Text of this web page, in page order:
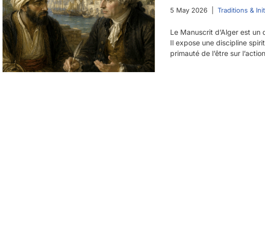
5 May 2026 Traditions &
Le Manuscrit d’Alger est
Il expose une discipline
primauté de l’être sur